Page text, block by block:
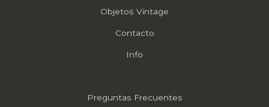
Objetos Vintage
Contacto
Info
Preguntas Frecuentes